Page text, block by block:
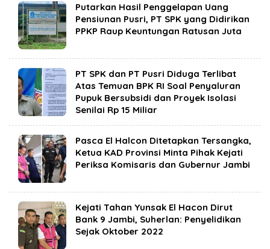
Putarkan Hasil Penggelapan Uang
Pensiunan Pusri, PT SPK yang Didirikan
PPKP Raup Keuntungan Ratusan Juta
PT SPK dan PT Pusri Diduga Terlibat
Atas Temuan BPK RI Soal Penyaluran
Pupuk Bersubsidi dan Proyek Isolasi
Senilai Rp 15 Miliar
Pasca El Halcon Ditetapkan Tersangka,
Ketua KAD Provinsi Minta Pihak Kejati
Periksa Komisaris dan Gubernur Jambi
Kejati Tahan Yunsak El Hacon Dirut
Bank 9 Jambi, Suherlan: Penyelidikan
Sejak Oktober 2022